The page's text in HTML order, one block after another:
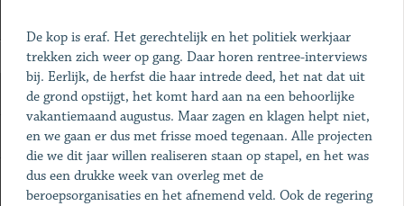
De kop is eraf. Het gerechtelijk en het politiek werkjaar
trekken zich weer op gang. Daar horen rentree-interviews
bij. Eerlijk, de herfst die haar intrede deed, het nat dat uit
de grond opstijgt, het komt hard aan na een behoorlijke
vakantiemaand augustus. Maar zagen en klagen helpt niet,
en we gaan er dus met frisse moed tegenaan. Alle projecten
die we dit jaar willen realiseren staan op stapel, en het was
dus een drukke week van overleg met de
beroepsorganisaties en het afnemend veld. Ook de regering